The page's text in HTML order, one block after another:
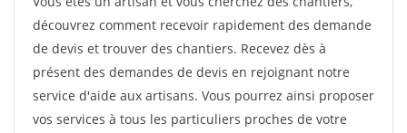
découvrez comment recevoir rapidement des demande
de devis et trouver des chantiers. Recevez dès à
présent des demandes de devis en rejoignant notre
service d'aide aux artisans. Vous pourrez ainsi proposer
vos services à tous les particuliers proches de votre